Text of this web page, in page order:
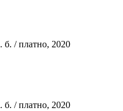
б. / платно, 2020
б. / платно, 2020